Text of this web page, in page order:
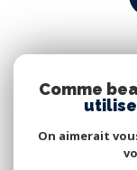
Comme
On aimerait